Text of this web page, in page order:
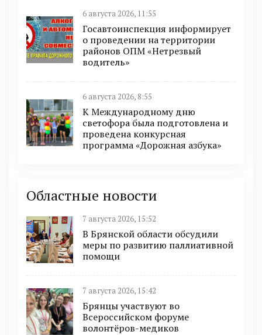
6 августа 2026, 11:55
Госавтоинспекция информирует
о проведении на территории
районов ОПМ «Нетрезвый
водитель»
6 августа 2026, 8:55
К Международному дню
светофора была подготовлена и
проведена конкурсная
программа «Дорожная азбука»
Областные новости
7 августа 2026, 15:52
В Брянской области обсудили
меры по развитию паллиативной
помощи
7 августа 2026, 15:42
Брянцы участвуют во
Всероссийском форуме
волонтёров-медиков